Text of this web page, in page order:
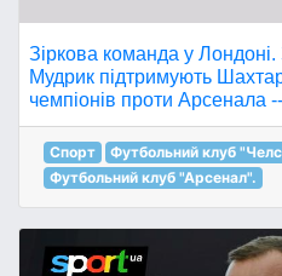
Зіркова команда у
Мудрик підтримують
чемпіонів проти Арсенала
Спорт
Футбольний клуб
Футбольний клуб "Арсенал".